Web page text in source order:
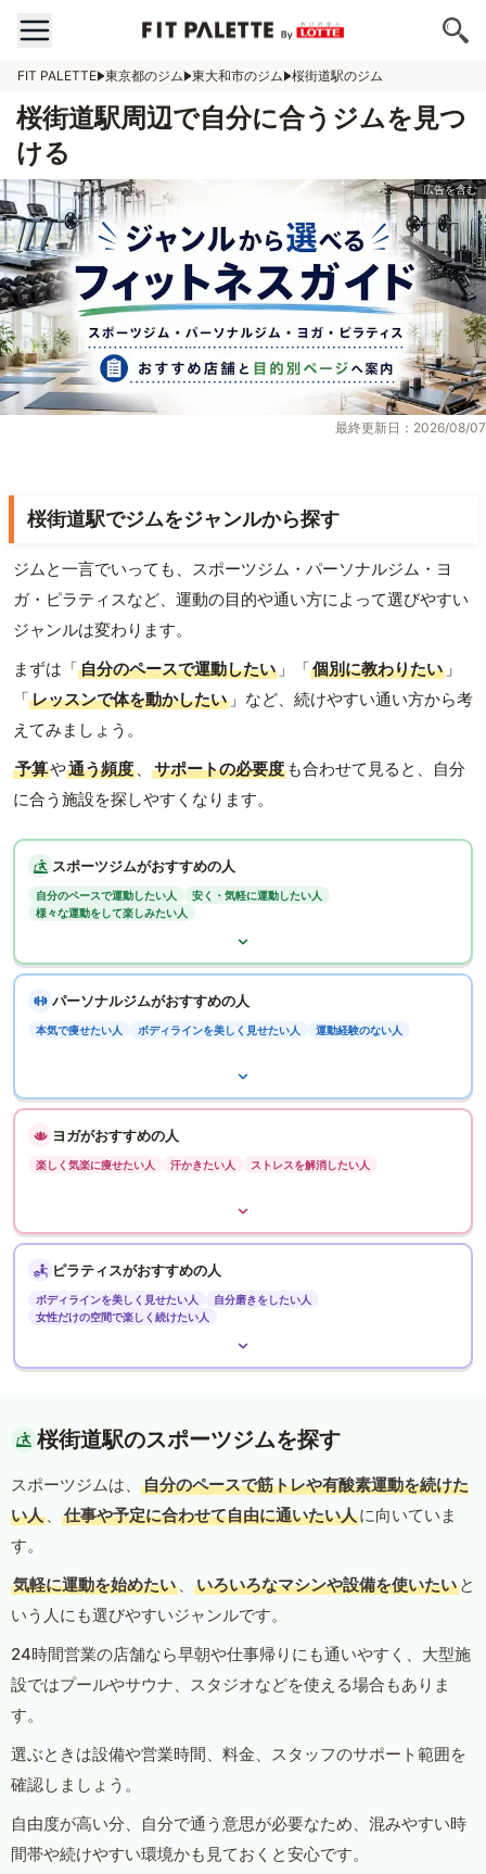
FIT PALETTE 東京都のジム 東大和市のジム 桜街道駅のジム
桜街道駅周辺で自分に合うジムを見つ
ける
最終更新日：2026/08/07
桜街道駅でジムをジャンルから探す
ジムと一言でいっても、スポーツジム・パーソナルジム・ヨ
ガ・ピラティスなど、運動の目的や通い方によって選びやすい
ジャンルは変わります。
まずは「自分のペースで運動したい 」「個別に教わりたい 」
「レッスンで体を動かしたい 」など、続けやすい通い方から考
えてみましょう。
予算や通う頻度 、 サポートの必要度 も合わせて見ると、自分
に合う施設を探しやすくなります。
スポーツジムがおすすめの人
自分のペースで運動したい人
安く・気軽に運動したい人
様々な運動をして楽しみたい人
パーソナルジムがおすすめの人
本気で痩せたい人 ボディラインを美しく見せたい人 運動経験のない人
ヨガがおすすめの人
楽しく気楽に痩せたい人 汗かきたい人 ストレスを解消したい人
ピラティスがおすすめの人
ボディラインを美しく見せたい人
自分磨きをしたい人
女性だけの空間で楽しく続けたい人
桜街道駅のスポーツジムを探す
スポーツジムは、
自分のペースで筋トレや有酸素運動を続けた
い人 、 仕事や予定に合わせて自由に通いたい人に向いていま
す。
気軽に運動を始めたい 、 いろいろなマシンや設備を使いたい と
いう人にも選びやすいジャンルです。
24時間営業の店舗なら早朝や仕事帰りにも通いやすく、大型施
設ではプールやサウナ、スタジオなどを使える場合もありま
す。
選ぶときは設備や営業時間、料金、スタッフのサポート範囲を
確認しましょう。
自由度が高い分、自分で通う意思が必要なため、混みやすい時
間帯や続けやすい環境かも見ておくと安心です。